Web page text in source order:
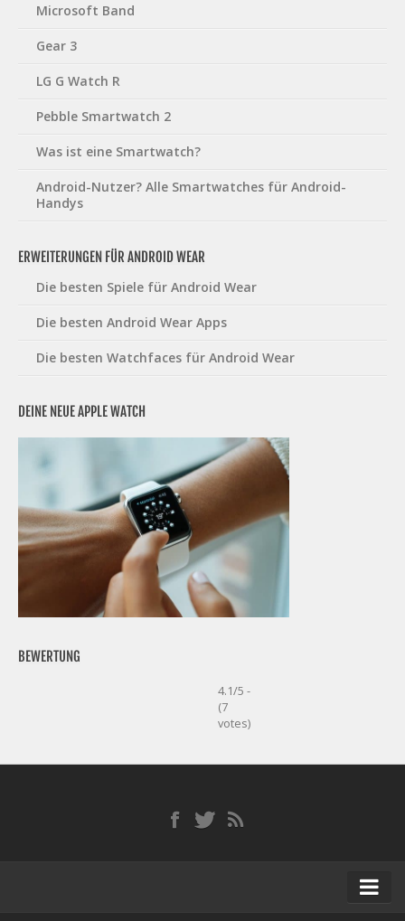
Microsoft Band
Gear 3
LG G Watch R
Pebble Smartwatch 2
Was ist eine Smartwatch?
Android-Nutzer? Alle Smartwatches für Android-
Handys
ERWEITERUNGEN FÜR ANDROID WEAR
Die besten Spiele für Android Wear
Die besten Android Wear Apps
Die besten Watchfaces für Android Wear
DEINE NEUE APPLE WATCH
BEWERTUNG
4.1/5 -
(7
votes)